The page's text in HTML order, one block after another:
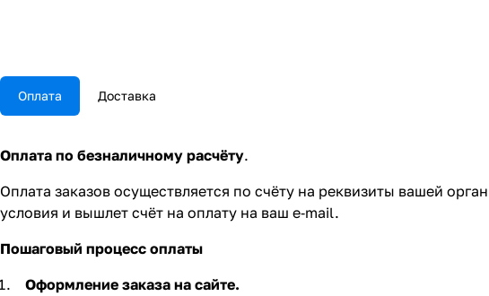
Оплата Доставка
Оплата по безналичному расчёту.
Оплата заказов осуществляется по счёту на реквизиты вашей
условия и вышлет счёт на оплату на ваш e‑mail.
Пошаговый процесс оплаты
Оформление заказа на сайте.